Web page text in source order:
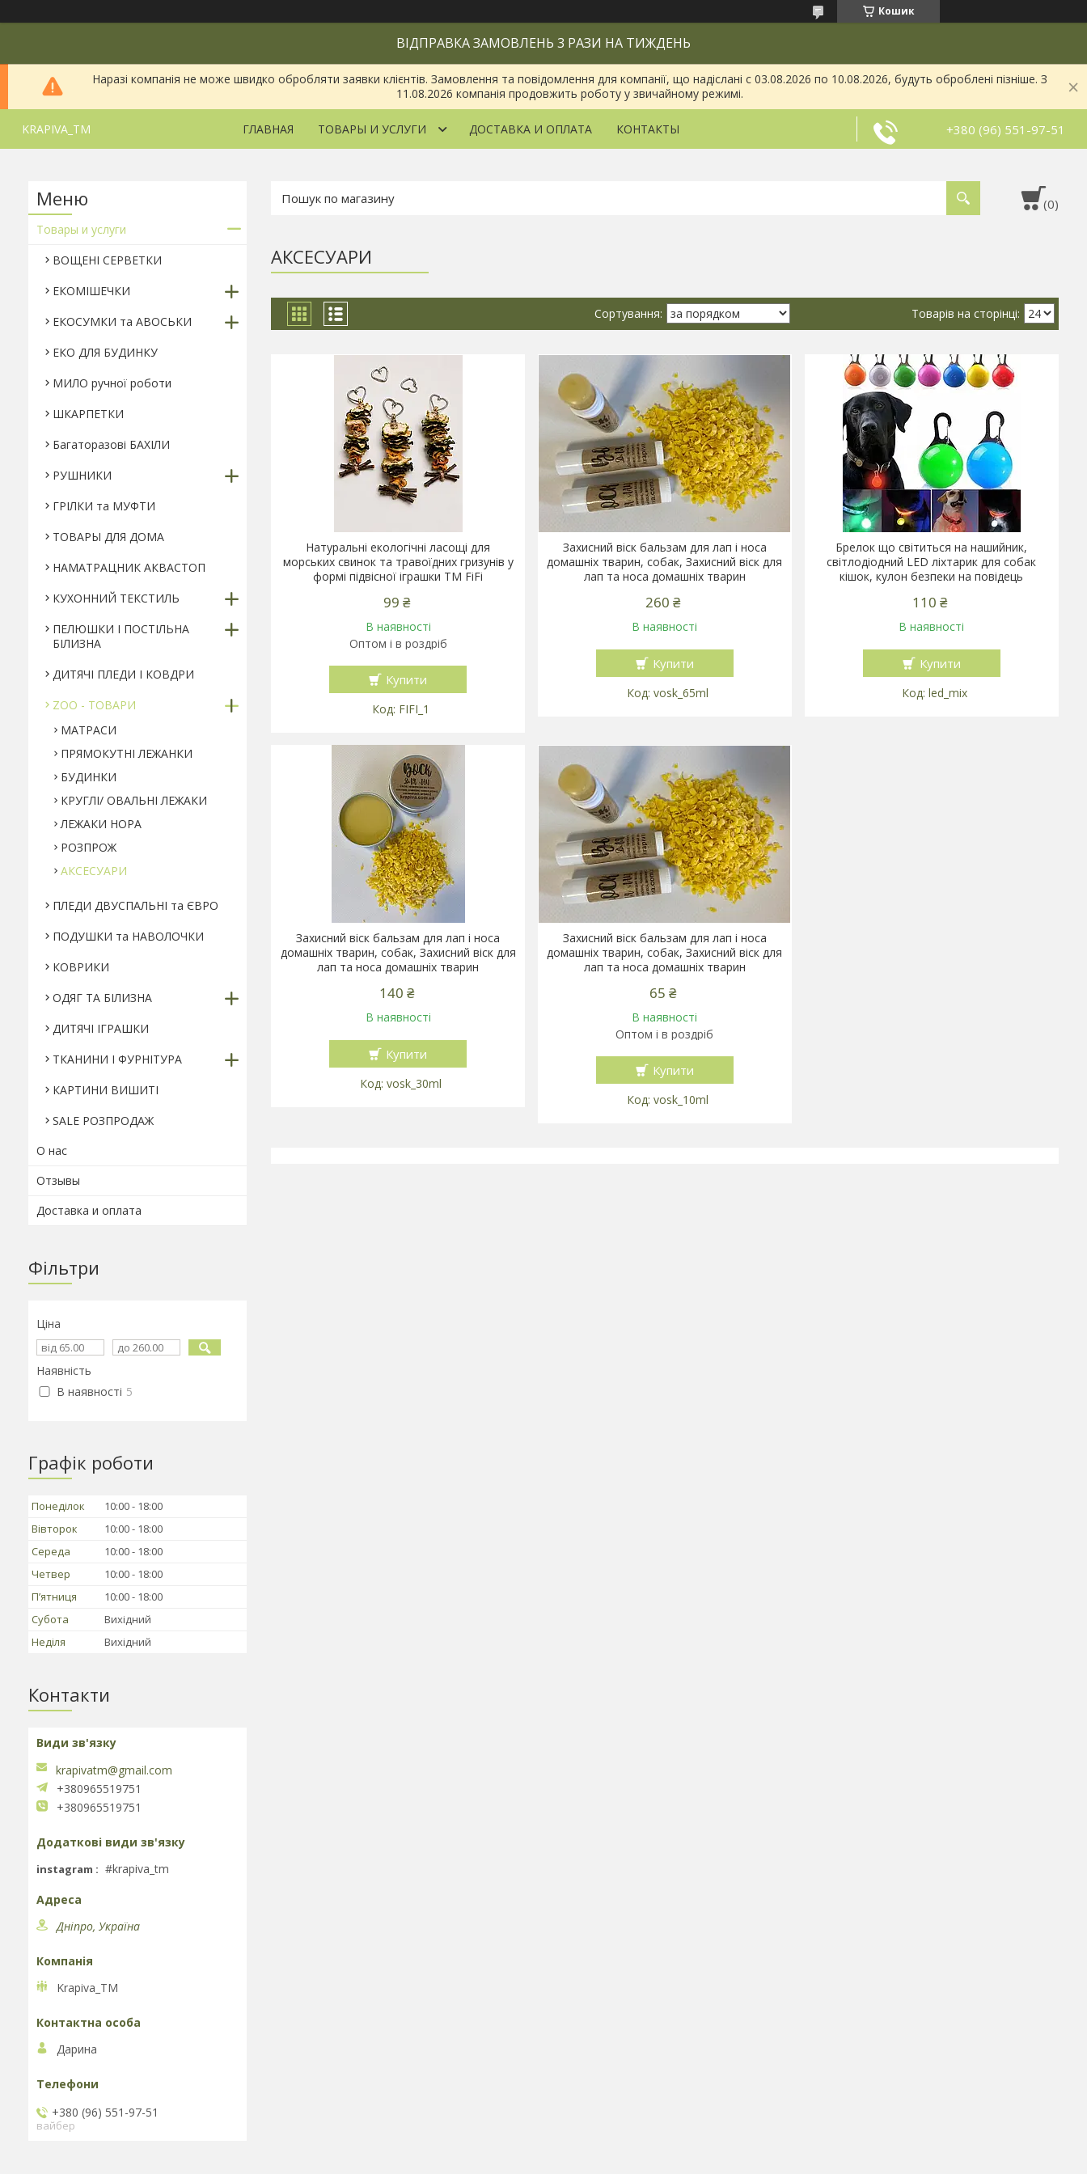
Кошик
ВІДПРАВКА ЗАМОВЛЕНЬ 3 РАЗИ НА ТИЖДЕНЬ
Наразі компанія не може швидко обробляти заявки клієнтів. Замовлення та повідомлення для компанії, що надіслані с 03.08.2026 по 10.08.2026, будуть оброблені пізніше. З
11.08.2026 компанія продовжить роботу у звичайному режимі.
KRAPIVA_TM ГЛАВНАЯ ТОВАРЫ И УСЛУГИ ДОСТАВКА И ОПЛАТА КОНТАКТЫ +380 (96) 551-97-51
АКСЕСУАРИ
Натуральні екологічні ласощі для
морських свинок та травоїдних гризунів у
формі підвісної іграшки ТМ FiFi
99 ₴
В наявності
Оптом і в роздріб
Купити
FIFI_1
Захисний віск бальзам для лап і носа
домашніх тварин, собак, Захисний віск для
лап та носа домашніх тварин
260 ₴
В наявності
Купити
vosk_65ml
Брелок що світиться на нашийник,
світлодіодний LED ліхтарик для собак
кішок, кулон безпеки на повідець
110 ₴
В наявності
Купити
led_mix
Захисний віск бальзам для лап і носа
домашніх тварин, собак, Захисний віск для
лап та носа домашніх тварин
140 ₴
В наявності
Купити
vosk_30ml
Захисний віск бальзам для лап і носа
домашніх тварин, собак, Захисний віск для
лап та носа домашніх тварин
65 ₴
В наявності
Оптом і в роздріб
Купити
vosk_10ml
Товары и услуги
ВОЩЕНІ СЕРВЕТКИ
ЕКОМІШЕЧКИ
ЕКОСУМКИ та АВОСЬКИ
ЕКО ДЛЯ БУДИНКУ
МИЛО ручної роботи
ШКАРПЕТКИ
Багаторазові БАХІЛИ
РУШНИКИ
ГРІЛКИ та МУФТИ
ТОВАРЫ ДЛЯ ДОМА
НАМАТРАЦНИК АКВАСТОП
КУХОННИЙ ТЕКСТИЛЬ
ПЕЛЮШКИ І ПОСТІЛЬНА
БІЛИЗНА
ДИТЯЧІ ПЛЕДИ І КОВДРИ
ZOO - ТОВАРИ
МАТРАСИ
ПРЯМОКУТНІ ЛЕЖАНКИ
БУДИНКИ
КРУГЛІ/ ОВАЛЬНІ ЛЕЖАКИ
ЛЕЖАКИ НОРА
РОЗПРОЖ
АКСЕСУАРИ
ПЛЕДИ ДВУСПАЛЬНІ та ЄВРО
ПОДУШКИ та НАВОЛОЧКИ
КОВРИКИ
ОДЯГ ТА БІЛИЗНА
ДИТЯЧІ ІГРАШКИ
ТКАНИНИ І ФУРНІТУРА
КАРТИНИ ВИШИТІ
SALE РОЗПРОДАЖ
О нас
Отзывы
Доставка и оплата
Фільтри
Ціна
Наявність
В наявності 5
Графік роботи
Понеділок 10:00
18:00
Вівторок
10:00
18:00
Середа
10:00
18:00
Четвер
10:00
18:00
Пʼятниця
10:00
18:00
Субота
Вихідний
Неділя
Вихідний
Контакти
krapivatm@gmail.com
+380965519751
+380965519751
instagram #krapiva_tm
Дніпро, Україна
Krapiva_TM
Дарина
+380 (96) 551-97-51
вайбер